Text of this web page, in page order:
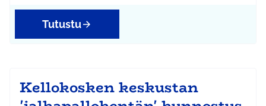
Tutustu
Kellokosken keskustan